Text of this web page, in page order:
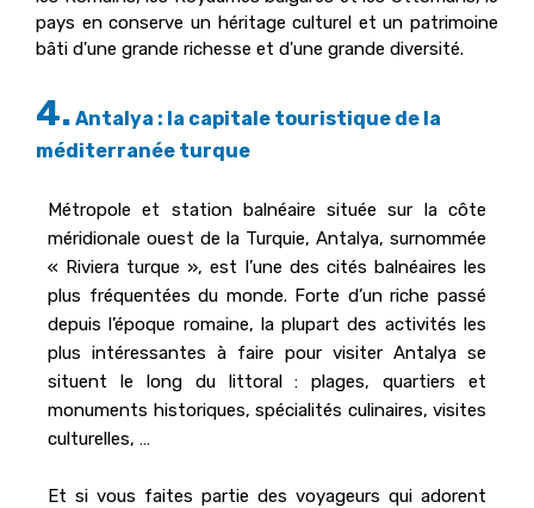
pays en conserve un héritage culturel et un patrimoine
bâti d'une grande richesse et d'une grande diversité.
4. Antalya : la capitale touristique de la
méditerranée turque
Métropole et station balnéaire située sur la côte
méridionale ouest de la Turquie, Antalya, surnommée
« Riviera turque », est l’une des cités balnéaires les
plus fréquentées du monde. Forte d’un riche passé
depuis l’époque romaine, la plupart des activités les
plus intéressantes à faire pour visiter Antalya se
situent le long du littoral : plages, quartiers et
monuments historiques, spécialités culinaires, visites
culturelles, …
Et si vous faites partie des voyageurs qui adorent